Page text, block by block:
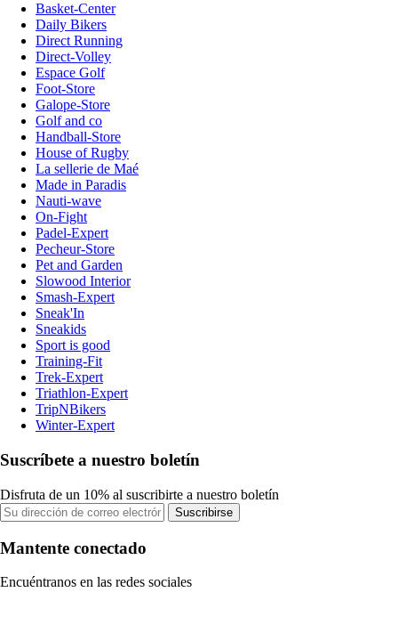
Basket-Center
Daily Bikers
Direct Running
Direct-Volley
Espace Golf
Foot-Store
Galope-Store
Golf and co
Handball-Store
House of Rugby
La sellerie de Maé
Made in Paradis
Nauti-wave
On-Fight
Padel-Expert
Pecheur-Store
Pet and Garden
Slowood Interior
Smash-Expert
Sneak'In
Sneakids
Sport is good
Training-Fit
Trek-Expert
Triathlon-Expert
TripNBikers
Winter-Expert
Suscríbete a nuestro boletín
Disfruta de un 10% al suscribirte a nuestro boletín
Suscribirse
Mantente conectado
Encuéntranos en las redes sociales